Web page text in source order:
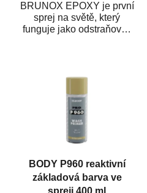
BRUNOX EPOXY je první
sprej na světě, který
funguje jako odstraňovač
BODY P960 reaktivní
základová barva ve
spreji 400 ml